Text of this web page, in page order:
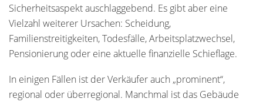
Sicherheitsaspekt auschlaggebend. Es gibt aber eine
Vielzahl weiterer Ursachen: Scheidung,
Familienstreitigkeiten, Todesfälle, Arbeitsplatzwechsel,
Pensionierung oder eine aktuelle finanzielle Schieflage.
In einigen Fällen ist der Verkäufer auch „prominent“,
regional oder überregional. Manchmal ist das Gebäude